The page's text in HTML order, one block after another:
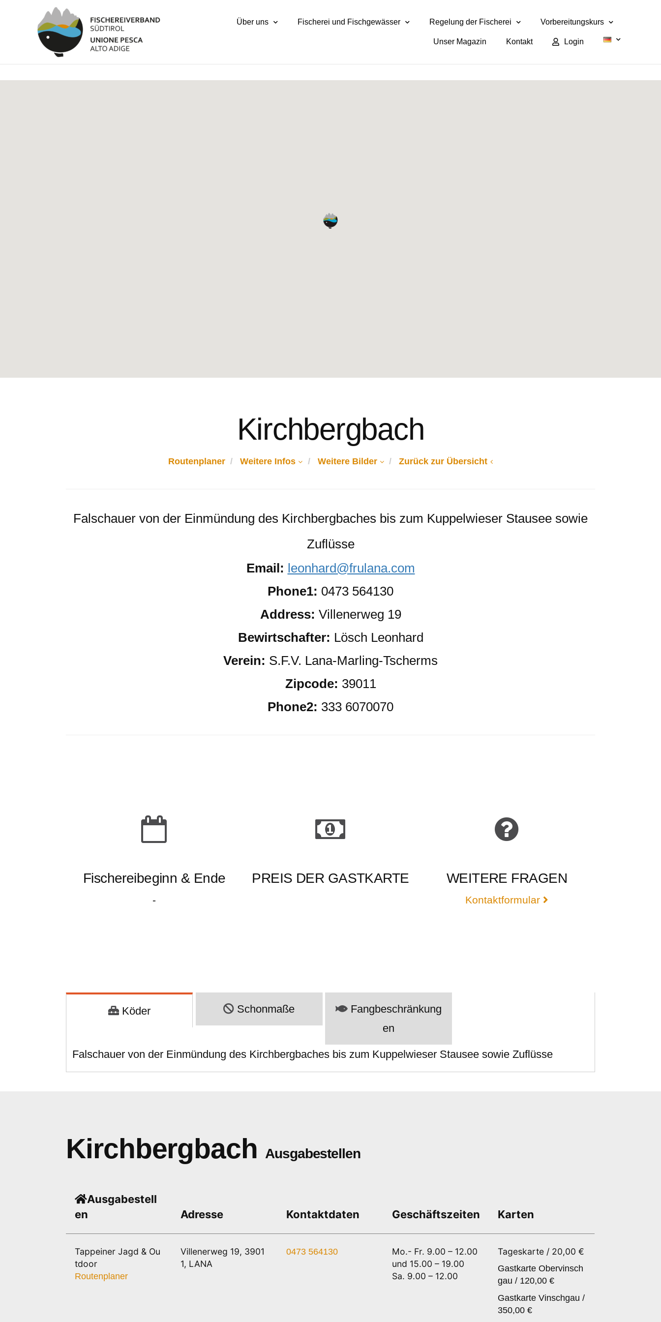
Über uns Fischerei und Fischgewässer Regelung der Fischerei Vorbereitungskurs
Unser Magazin Kontakt Login
Kirchbergbach
Routenplaner Weitere Infos Weitere Bilder Zurück zur Übersicht
Falschauer von der Einmündung des Kirchbergbaches bis zum Kuppelwieser Stausee sowie
Zuflüsse
Email: leonhard@frulana.com
Phone1: 0473 564130
Address: Villenerweg 19
Bewirtschafter: Lösch Leonhard
Verein: S.F.V. Lana-Marling-Tscherms
Zipcode: 39011
Phone2: 333 6070070
Fischereibeginn & Ende
-
PREIS DER GASTKARTE WEITERE FRAGEN
Kontaktformular
Köder Schonmaße
Fangbeschränkung
en
Falschauer von der Einmündung des Kirchbergbaches bis zum Kuppelwieser Stausee sowie Zuflüsse
Kirchbergbach Ausgabestellen
Ausgabestell
en
Adresse Kontaktdaten Geschäftszeiten Karten
Tappeiner Jagd & Ou
tdoor
Routenplaner
Villenerweg 19, 3901
1, LANA
0473 564130
Mo.- Fr. 9.00 – 12.00
und 15.00 – 19.00
Sa. 9.00 – 12.00
Tageskarte / 20,00 €
Gastkarte Obervinsch
gau / 120,00 €
Gastkarte Vinschgau /
350,00 €